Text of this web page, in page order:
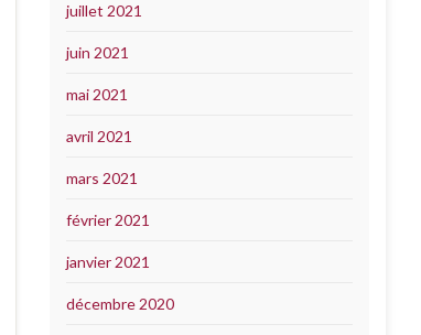
juillet 2021
juin 2021
mai 2021
avril 2021
mars 2021
février 2021
janvier 2021
décembre 2020